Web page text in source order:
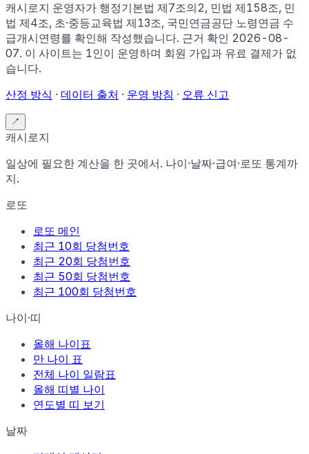
캐시로지 운영자가 행정기본법 제7조의2, 민법 제158조, 민
법 제4조, 초·중등교육법 제13조, 국민연금공단 노령연금 수
급개시연령를 확인해 작성했습니다. 근거 확인 2026-08-
07. 이 사이트는 1인이 운영하며 회원 가입과 유료 결제가 없
습니다.
산정 방식 · 데이터 출처 · 운영 방침 · 오류 신고
↗
캐시로지
일상에 필요한 계산을 한 곳에서. 나이·날짜·급여·로또 통계까
지.
로또
로또 메인
최근 10회 당첨번호
최근 20회 당첨번호
최근 50회 당첨번호
최근 100회 당첨번호
나이·띠
올해 나이표
만 나이 표
전체 나이 일람표
올해 띠별 나이
연도별 띠 보기
날짜